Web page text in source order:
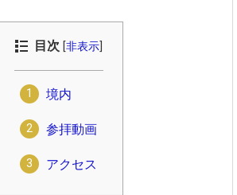
目次 [非表示
境内
参拝動画
アクセス